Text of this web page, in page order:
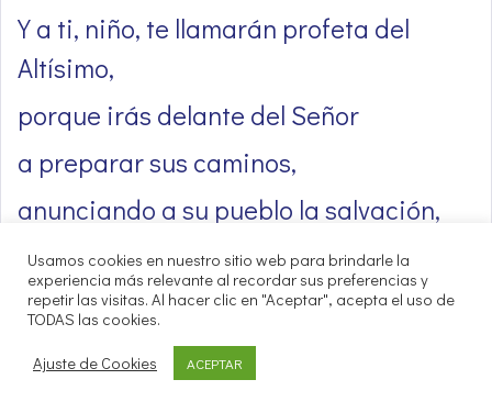
Y a ti, niño, te llamarán profeta del
Altísimo,
porque irás delante del Señor
a preparar sus caminos,
anunciando a su pueblo la salvación,
el perdón de sus pecados.
Por la entrañable misericordia de
nos visitará el sol que nace de lo alto,
Usamos cookies en nuestro sitio web para brindarle la
experiencia más relevante al recordar sus preferencias y
repetir las visitas. Al hacer clic en "Aceptar", acepta el uso de
TODAS las cookies.
Ajuste de Cookies ACEPTAR